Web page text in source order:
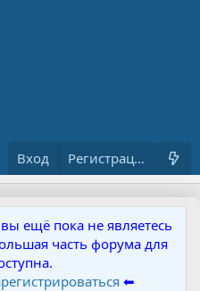
Ресурсы Что нового?
Вход Регистрация
вы ещё пока не являетесь
часть форума для
⬅